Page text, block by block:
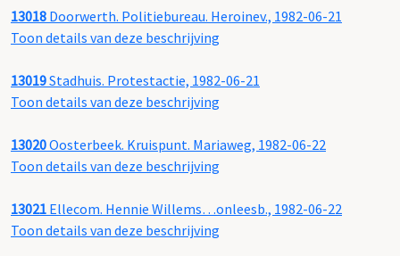
13018 Doorwerth. Politiebureau. Heroinev., 1982-06-21
Toon details van deze beschrijving
13019Stadhuis. Protestactie, 1982-06-21
Toon details van deze beschrijving
13020Oosterbeek. Kruispunt. Mariaweg, 1982-06-22
Toon details van deze beschrijving
13021 Ellecom. Hennie Willems…onleesb., 1982-06-22
Toon details van deze beschrijving